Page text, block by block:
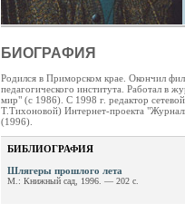
БИОГРАФИЯ
Родился в Приморском крае. Окончил
педагогического института. Работал в
мир" (с 1986). С 1998 г. редактор
Т.Тихоновой) Интернет-проекта
(1996).
БИБЛИОГРАФИЯ
Шлягеры прошлого лета
М.: Книжный сад, 1996. — 202 с.